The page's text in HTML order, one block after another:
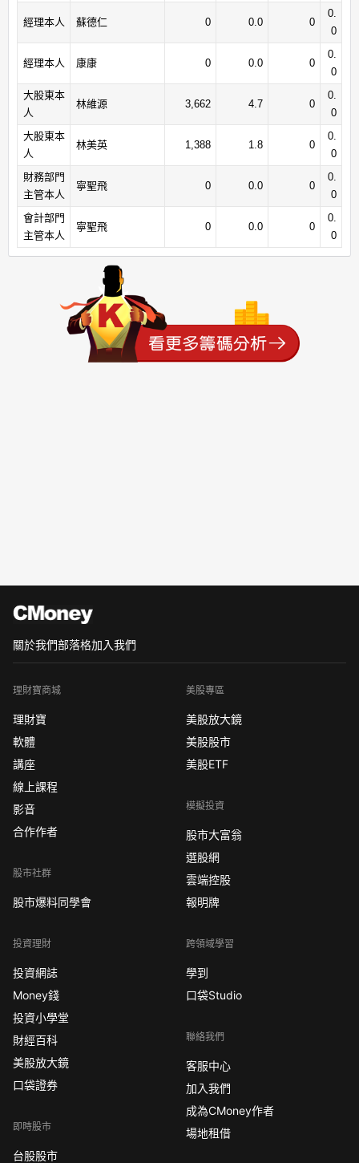
經理本人 蘇德仁 0 0.0 0
0.
0
經理本人 康康 0 0.0 0
0.
0
大股東本
人
林維源 3,662 4.7 0
0.
0
大股東本
人
林美英 1,388 1.8 0
0.
0
財務部門
主管本人
寧聖飛 0 0.0 0
0.
0
會計部門
主管本人
寧聖飛 0 0.0 0
0.
0
關於我們部落格加入我們
理財寶商城
理財寶
軟體
講座
線上課程
影音
合作作者
股市社群
股市爆料同學會
投資理財
投資網誌
Money錢
投資小學堂
財經百科
美股放大鏡
口袋證券
即時股市
台股股市
美股專區
美股放大鏡
美股股市
美股ETF
模擬投資
股市大富翁
選股網
雲端控股
報明牌
跨領域學習
學到
口袋Studio
聯絡我們
客服中心
加入我們
成為CMoney作者
場地租借